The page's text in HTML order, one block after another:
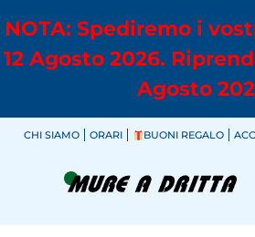
NOTA: Spediremo i
12 Agosto 2026.
Agosto
CHI SIAMO ORARI BUONI REGALO